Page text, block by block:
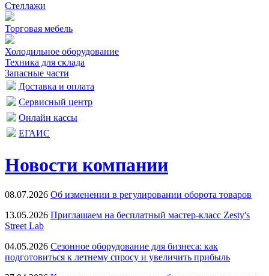
Стеллажи
Торговая мебель
Холодильное оборудование
Техника для склада
Запасные части
Доставка и оплата
Сервисный центр
Онлайн кассы
ЕГАИС
Новости компании
08.07.2026 Об изменении в регулировании оборота товаров
13.05.2026 Приглашаем на бесплатный мастер-класс Zesty's
Street Lab
04.05.2026 Сезонное оборудование для бизнеса: как
подготовиться к летнему спросу и увеличить прибыль